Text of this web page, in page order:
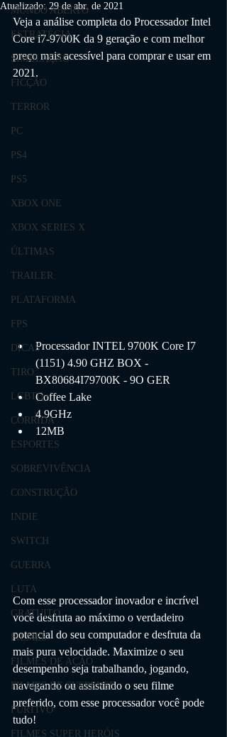
MUNDO ABERTO
ESTRATÉGIA
SIMULAÇÃO
FICÇÃO
TERROR
PC
PS4
PS5
XBOX ONE
XBOX SERIES X
ÚLTIMAS
TRAILER
PLATAFORMA
FPS
DICAS
TIRO
LGBTQ+
CORRIDA
ESPORTES
SOBREVIVÊNCIA
CONSTRUÇÃO
INDIE
SWITCH
GUERRA
LUTA
GRATUITO
FILMES
FILMES DE AÇÃO
FILMES DE SUSPENSE
FURTIVO
FILMES SUPER HERÓIS
Atualizado: 29 de abr. de 2021
Veja a análise completa do Processador Intel
Core i7-9700K da 9 geração e com melhor
preço mais acessível para comprar e usar em
2021.
Processador INTEL 9700K Core I7
(1151) 4.90 GHZ BOX -
BX80684I79700K - 9O GER
Coffee Lake
4.9GHz
12MB
Com esse processador inovador e incrível
você desfruta ao máximo o verdadeiro
potencial do seu computador e desfruta da
mais pura velocidade. Maximize o seu
desempenho seja trabalhando, jogando,
navegando ou assistindo o seu filme
preferido, com esse processador você pode
tudo!